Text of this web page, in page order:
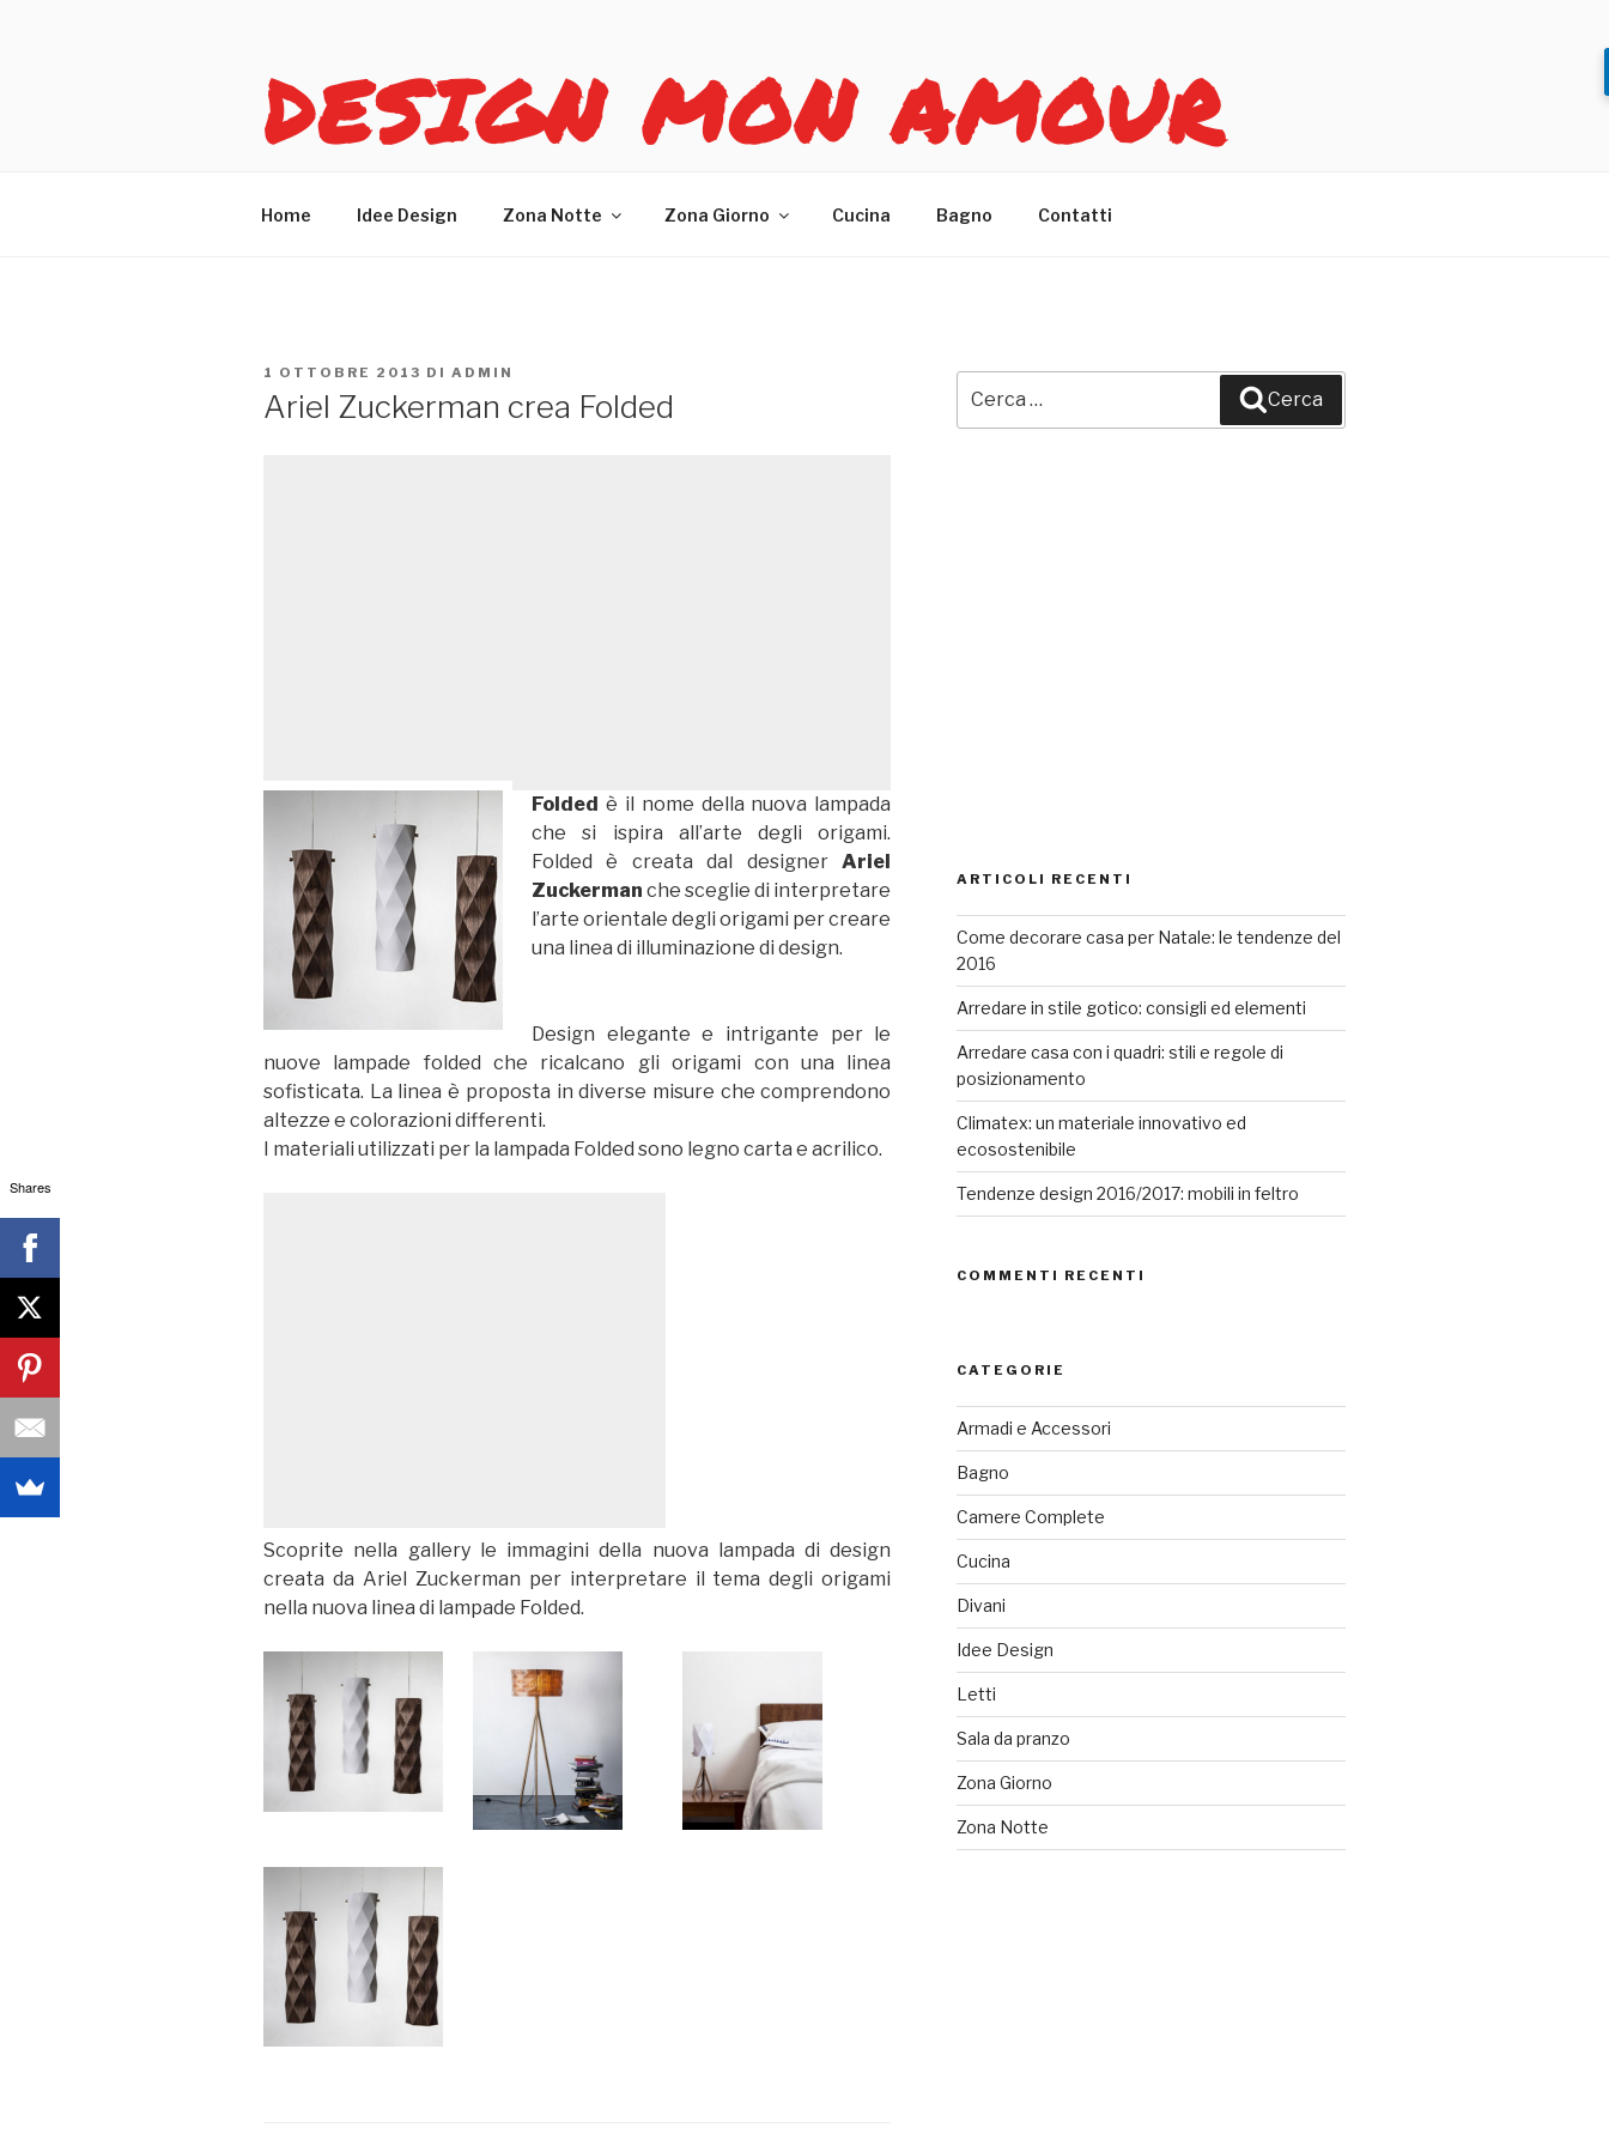
DESIGN MON AMOUR
Home Idee Design Zona Notte Zona Giorno Cucina Bagno Contatti
PUBBLICATO
IL
1 OTTOBRE 2013 DI ADMIN
Ariel Zuckerman crea Folded
Folded è il nome della nuova lampada
che si ispira all’arte degli origami.
Folded è creata dal designerAriel
Zuckerman che sceglie di interpretare
l’arte orientale degli origami per creare
una linea di illuminazione di design.
Design elegante e intrigante per le
nuove lampade folded che ricalcano gli origami con una linea
sofisticata. La linea è proposta in diverse misure che comprendono
altezze e colorazioni differenti.
I materiali utilizzati per la lampada Folded sono legno carta e acrilico.
Scoprite nella gallery le immagini della nuova lampada di design
creata da Ariel Zuckerman per interpretare il tema degli origami
nella nuova linea di lampade Folded.
Cerca
ARTICOLI RECENTI
Come decorare casa per Natale: le tendenze del
2016
Arredare in stile gotico: consigli ed elementi
Arredare casa con i quadri: stili e regole di
posizionamento
Climatex: un materiale innovativo ed
ecosostenibile
Tendenze design 2016/2017: mobili in feltro
COMMENTI RECENTI
CATEGORIE
Armadi e Accessori
Bagno
Camere Complete
Cucina
Divani
Idee Design
Letti
Sala da pranzo
Zona Giorno
Zona Notte
Shares